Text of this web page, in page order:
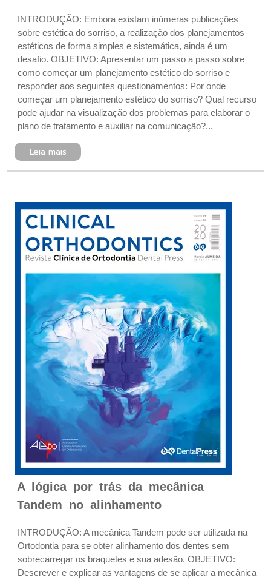
INTRODUÇÃO: Embora existam inúmeras publicações
sobre esté tica do sorriso, a realização dos planejamentos
estéticos de forma simples e sistemática, ainda é um
desafio. OBJETIVO: Apresentar um passo a passo sobre
como começar um planejamento estético do sorriso e
responder aos seguintes questionamentos: Por onde
começar um planejamento estético do sorriso? Qual recurso
pode ajudar na visualização dos problemas para elaborar o
plano de tratamento e auxiliar na comunicação?...
Leia mais
A lógica por trás da mecânica
Tandem no alinhamento
INTRODUÇÃO: A mecânica Tandem pode ser utilizada na
Ortodontia para se obter alinhamento dos dentes sem
sobrecarregar os braquetes e sua adesão. OBJETIVO:
Descrever e explicar as vantagens de se aplicar a mecânica